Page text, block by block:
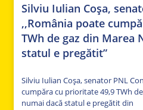
Silviu Iulian Coșa,
,,România poate
TWh de gaz din Marea
statul e pregătit”
Silviu Iulian Coșa, senator PNL
cumpăra cu prioritate 49,9 TWh
numai dacă statul e pregătit din